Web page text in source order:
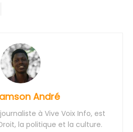
André
à Vive Voix Info, est
la politique et la culture.